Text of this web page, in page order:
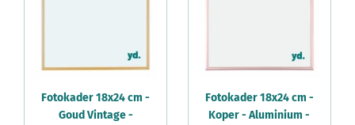
Fotokader 18x24 cm -
Goud Vintage -
Fotokader 18x24 cm -
Koper - Aluminium -